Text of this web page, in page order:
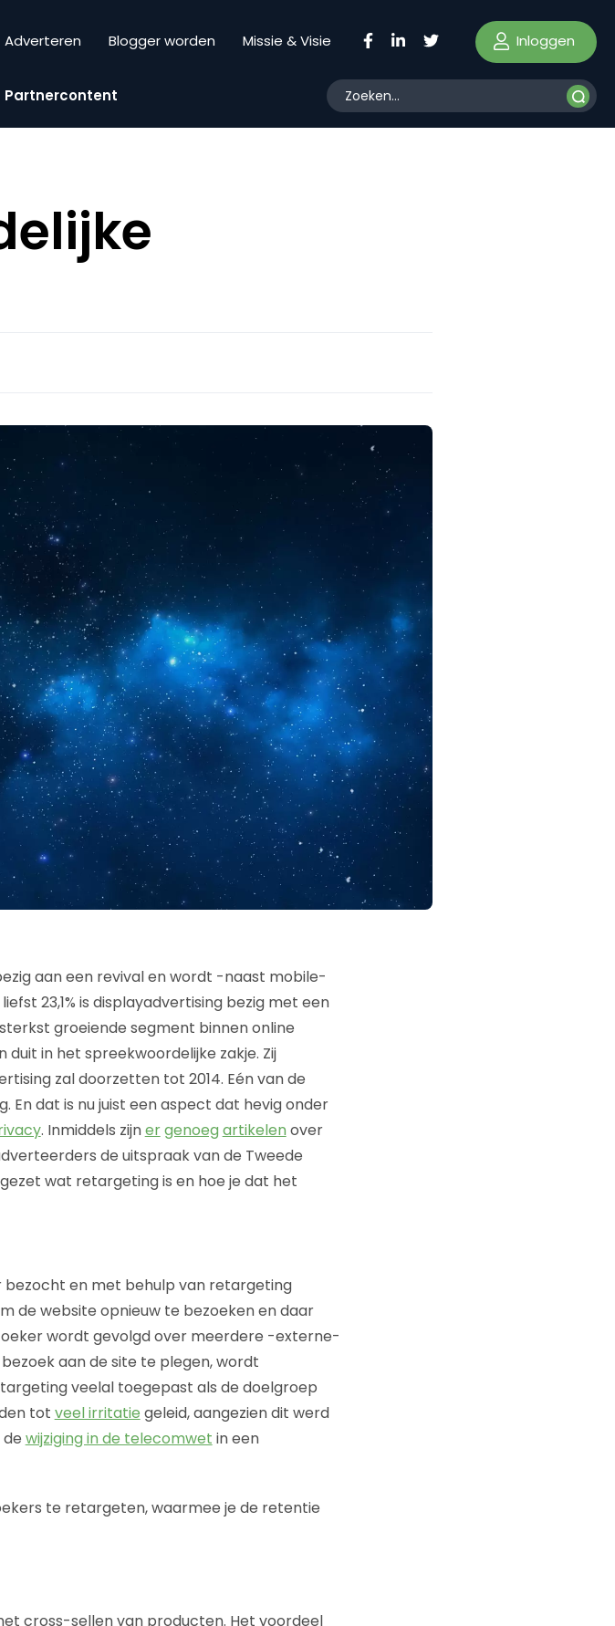
Adverteren Blogger worden Missie & Visie Inloggen
Partnercontent
aan een revival en wordt -naast mobile-
23,1% is displayadvertising bezig met een
groeiende segment binnen online
duit in het spreekwoordelijke zakje. Zij
zal doorzetten tot 2014. Eén van de
En dat is nu juist een aspect dat hevig onder
. Inmiddels zijnergenoeg artikelen over
de uitspraak van de Tweede
wat retargeting is en hoe je dat het
en met behulp van retargeting
de website opnieuw te bezoeken en daar
wordt gevolgd over meerdere -externe-
aan de site te plegen, wordt
veelal toegepast als de doelgroep
tot veel irritatie geleid, aangezien dit werd
wijziging in de telecomwet in een
te retargeten, waarmee je de retentie
cross-sellen van producten. Het voordeel